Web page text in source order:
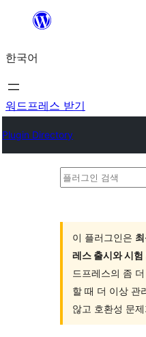
츠
로
바
가
한국어
워드프레스 받기
Plugin Directory
플
이 플러그인은
레스 출시와 시
드프레스의 좀
할 때 더 이상 관
않고 호환성 문